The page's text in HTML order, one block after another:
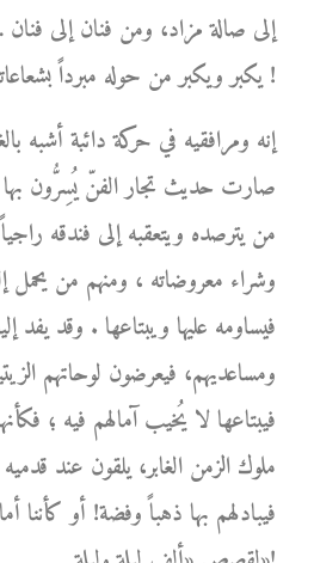
إلى صالة مزاد، ومن فنان إلى
يكبر ويكبر من حوله مبرداً بشعاعاته اللطيفة لهيب أوجاعه !
إنه ومرافقيه في حركة دائبة أشبه
صارت حديث تجار الفنّ يُسِرُّون
من يترصده ويتعقبه إلى فندقه
وشراء معروضاته ، ومنهم من يحمل
فيساومه عليها ويبتاعها . وقد يفد
ومساعديهم، فيعرضون لوحاتهم
فيبتاعها لا يُخيب آمالهم فيه ؛
ملوك الزمن الغابر، يلقون عند
فيبادلهم بها ذهباً وفضة! أو كأننا